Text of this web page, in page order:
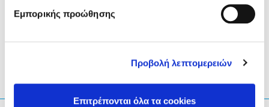
Εμπορικής προώθησης
Προβολή λεπτομερειών
Επιτρέπονται όλα τα cookies
κοινοποίηση μέσω LinkedIn